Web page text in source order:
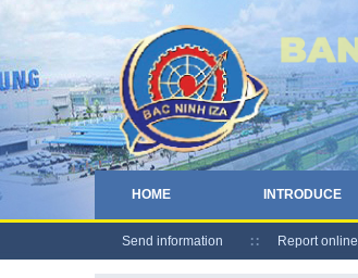
HOME INTRODUCE
Send information Report online